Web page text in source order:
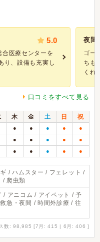
5.0
医療センターを
り、設備も充実し
夜間
ゴー
ちも
くれ
口コミをすべて見る
木 金 土 日
祝
● ● ● ● ●
● ● ● ● ●
● ● ● ● ●
/ ハムスター / フェレット /
/ 爬虫類
/ アニコム / アイペット / 予
急・夜間 / 時間外診療 / 往
数: 98,985 [7月: 415 | 6月: 406 ]